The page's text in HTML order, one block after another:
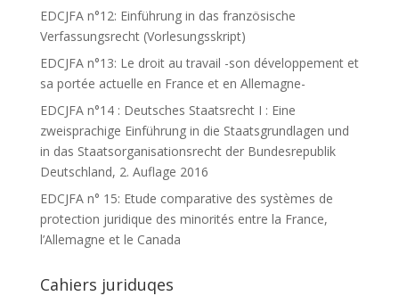
EDCJFA n°12: Einführung in das französische
Verfassungsrecht (Vorlesungsskript)
EDCJFA n°13: Le droit au travail -son développement et
sa portée actuelle en France et en Allemagne-
EDCJFA n°14 : Deutsches Staatsrecht I : Eine
zweisprachige Einführung in die Staatsgrundlagen und
in das Staatsorganisationsrecht der Bundesrepublik
Deutschland, 2. Auflage 2016
EDCJFA n° 15: Etude comparative des systèmes de
protection juridique des minorités entre la France,
l’Allemagne et le Canada
Cahiers juriduqes